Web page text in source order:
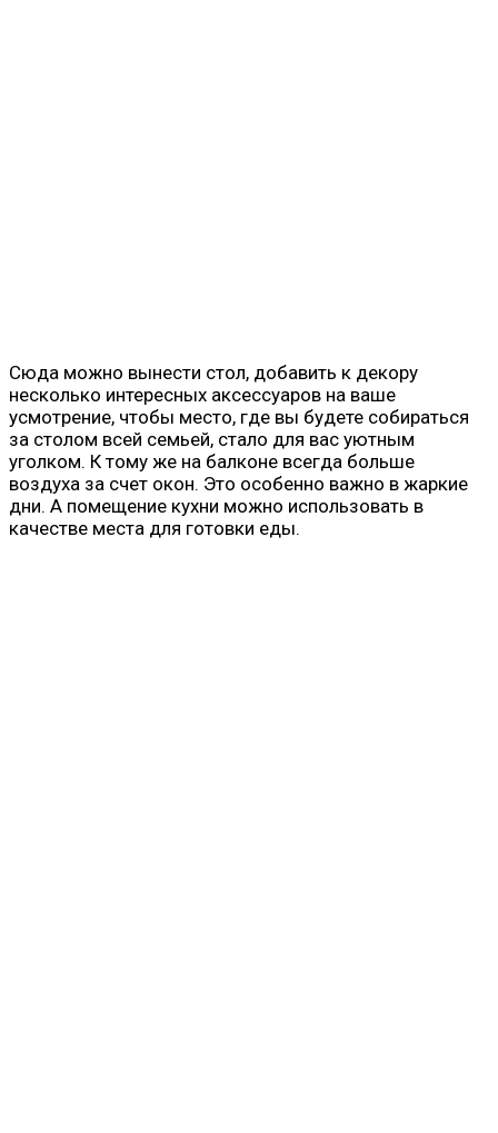
Сюда можно вынести стол, добавить к декору
несколько интересных аксессуаров на ваше
усмотрение, чтобы место, где вы будете собираться
за столом всей семьей, стало для вас уютным
уголком. К тому же на балконе всегда больше
воздуха за счет окон. Это особенно важно в жаркие
дни. А помещение кухни можно использовать в
качестве места для готовки еды.